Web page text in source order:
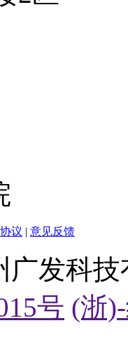
议 | 意见反馈
广发科
号
(浙